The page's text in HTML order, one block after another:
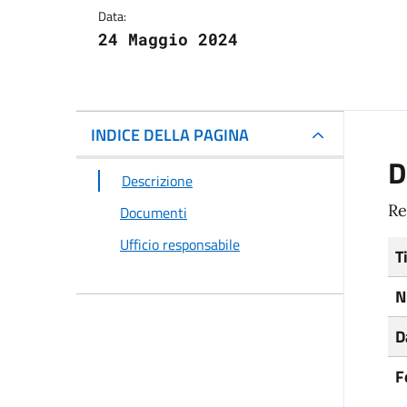
Data:
24 Maggio 2024
INDICE DELLA PAGINA
Descrizione
Documenti
Ufficio responsabile